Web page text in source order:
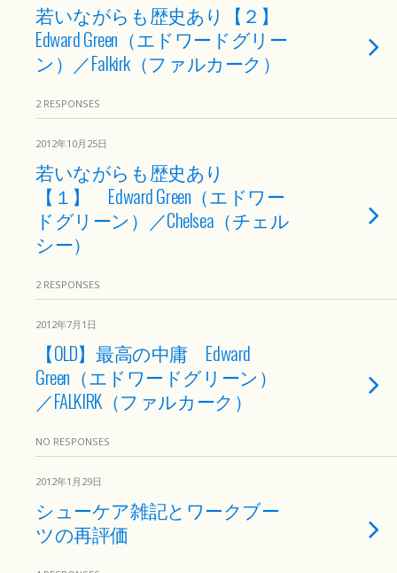
若いながらも歴史あり【２】
Edward Green（エドワードグリー
ン）／Falkirk（ファルカーク）
2 RESPONSES
2012年10月25日
若いながらも歴史あり
【１】 Edward Green（エドワー
ドグリーン）／Chelsea（チェル
シー）
2 RESPONSES
2012年7月1日
【OLD】最高の中庸 Edward
Green（エドワードグリーン）
／FALKIRK（ファルカーク）
NO RESPONSES
2012年1月29日
シューケア雑記とワークブー
ツの再評価